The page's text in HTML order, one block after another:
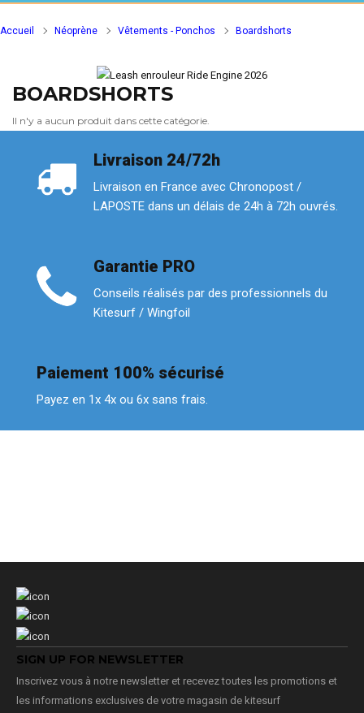
Accueil Néoprène Vêtements - Ponchos Boardshorts
BOARDSHORTS
Il n'y a aucun produit dans cette catégorie.
Livraison 24/72h
Livraison en France avec Chronopost /
LAPOSTE dans un délais de 24h à 72h ouvrés.
Garantie PRO
Conseils réalisés par des professionnels du
Kitesurf / Wingfoil
Paiement 100% sécurisé
Payez en 1x 4x ou 6x sans frais.
SIGN UP FOR NEWSLETTER
Inscrivez vous à notre newsletter et recevez toutes les promotions et
les informations exclusives de votre magasin de kitesurf